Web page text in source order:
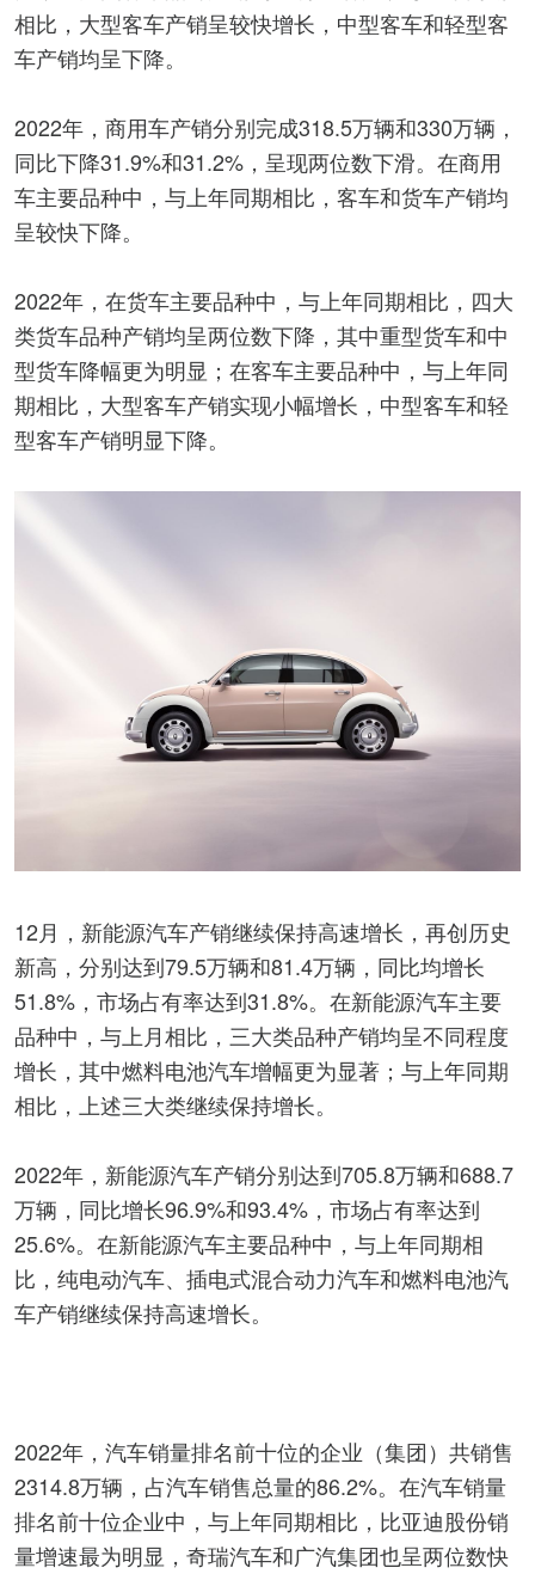
相比，大型客车产销呈较快增长，中型客车和轻型客
车产销均呈下降。
2022年，商用车产销分别完成318.5万辆和330万辆，
同比下降31.9%和31.2%，呈现两位数下滑。在商用
车主要品种中，与上年同期相比，客车和货车产销均
呈较快下降。
2022年，在货车主要品种中，与上年同期相比，四大
类货车品种产销均呈两位数下降，其中重型货车和中
型货车降幅更为明显；在客车主要品种中，与上年同
期相比，大型客车产销实现小幅增长，中型客车和轻
型客车产销明显下降。
12月，新能源汽车产销继续保持高速增长，再创历史
新高，分别达到79.5万辆和81.4万辆，同比均增长
51.8%，市场占有率达到31.8%。在新能源汽车主要
品种中，与上月相比，三大类品种产销均呈不同程度
增长，其中燃料电池汽车增幅更为显著；与上年同期
相比，上述三大类继续保持增长。
2022年，新能源汽车产销分别达到705.8万辆和688.7
万辆，同比增长96.9%和93.4%，市场占有率达到
25.6%。在新能源汽车主要品种中，与上年同期相
比，纯电动汽车、插电式混合动力汽车和燃料电池汽
车产销继续保持高速增长。
2022年，汽车销量排名前十位的企业（集团）共销售
2314.8万辆，占汽车销售总量的86.2%。在汽车销量
排名前十位企业中，与上年同期相比，比亚迪股份销
量增速最为明显，奇瑞汽车和广汽集团也呈两位数快